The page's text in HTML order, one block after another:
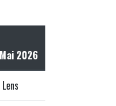
2026
Lens